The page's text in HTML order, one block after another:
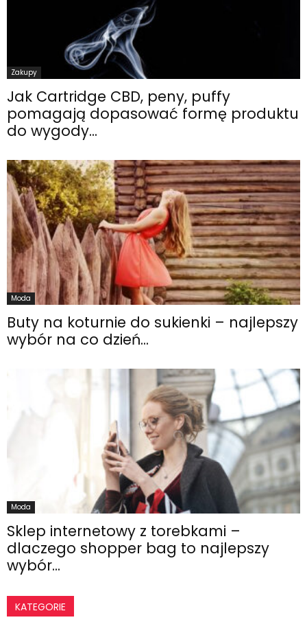
Zakupy
Jak Cartridge CBD, peny, puffy
pomagają dopasować formę produktu
do wygody...
Moda
Buty na koturnie do sukienki – najlepszy
wybór na co dzień...
Moda
Sklep internetowy z torebkami –
dlaczego shopper bag to najlepszy
wybór...
KATEGORIE